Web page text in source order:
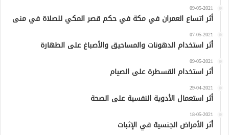
09-05-2021
أثر اتساع العمران في مكة في حكم قصر المكي للصلاة في منى
07-05-2021
أثر استخدام الدهونات والمساحيق والأصباغ على الطهارة
09-05-2021
أثر استخدام القسطرة على الصيام
29-04-2021
أثر استعمال الأدوية النفسية على الصحة
18-05-2021
أثر الأمراض الجنسية في الإثبات